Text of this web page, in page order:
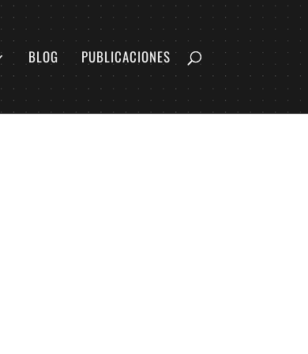
BLOG PUBLICACIONES